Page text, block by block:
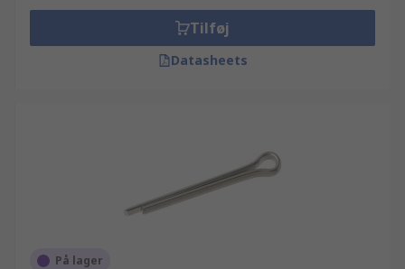
Tilføj
Datasheets
På lager